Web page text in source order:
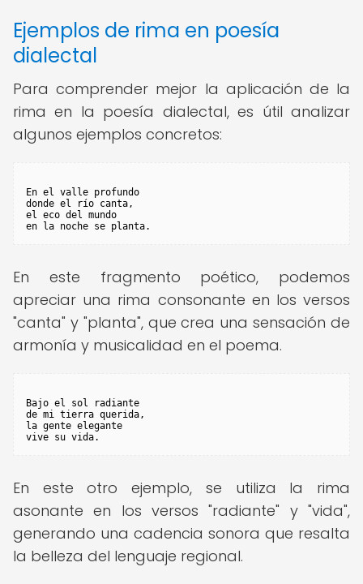
Ejemplos de rima en poesía
dialectal
Para comprender mejor la aplicación de la
rima en la poesía dialectal, es útil analizar
algunos ejemplos concretos:
En el valle profundo
donde el río canta,
el eco del mundo
en la noche se planta.
En este fragmento poético, podemos
apreciar una rima consonante en los versos
"canta" y "planta", que crea una sensación de
armonía y musicalidad en el poema.
Bajo el sol radiante
de mi tierra querida,
la gente elegante
vive su vida.
En este otro ejemplo, se utiliza la rima
asonante en los versos "radiante" y "vida",
generando una cadencia sonora que resalta
la belleza del lenguaje regional.